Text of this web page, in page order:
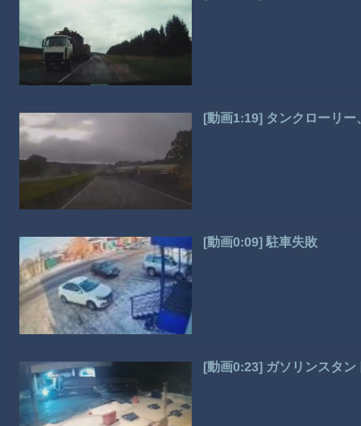
[動画1:19] タンクローリ
[動画0:09] 駐車失敗
[動画0:23] ガソリンスタ